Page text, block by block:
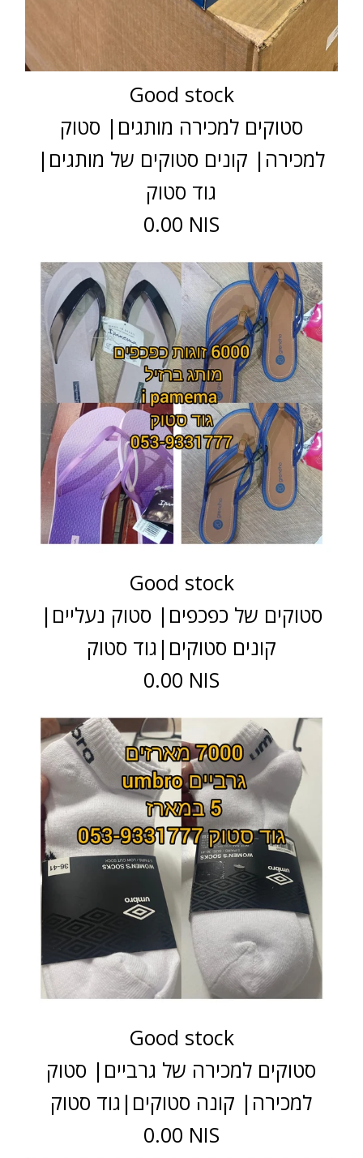
Good stock
סטוקים למכירה מותגים| סטוק
למכירה| קונים סטוקים של מותגים|
גוד סטוק
0.00 NIS
Good stock
סטוקים של כפכפים| סטוק נעליים|
קונים סטוקים|גוד סטוק
0.00 NIS
Good stock
סטוקים למכירה של גרביים| סטוק
למכירה| קונה סטוקים|גוד סטוק
0.00 NIS